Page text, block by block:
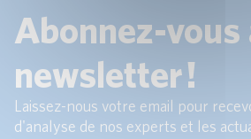
Abonnez-vous
newsletter !
Laissez-nous votre email pour
d'analyse de nos experts et les